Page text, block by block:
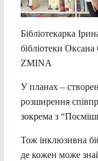
Бібліотекарка
бібліотеки
ZMINA
У планах –
розширення
зокрема з
Тож інклюзивна
де кожен може